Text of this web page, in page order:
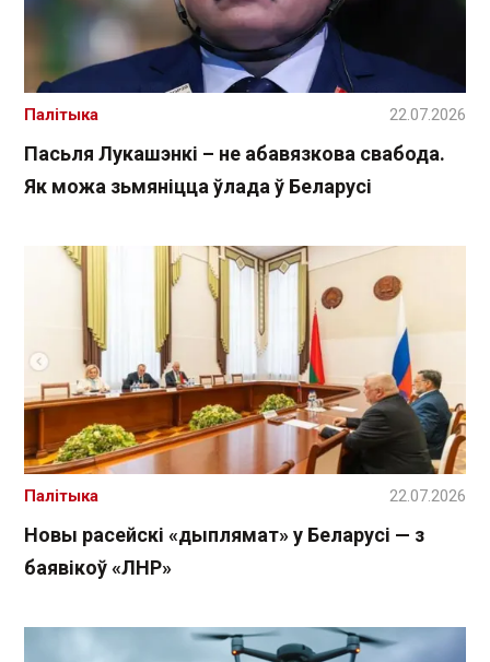
Пасьля Лукашэнкі – не абавязкова свабода.
Як можа зьмяніцца ўлада ў Беларусі
Палітыка 22.07.2026
Новы расейскі «дыплямат» у Беларусі — з
баявікоў «ЛНР»
Палітыка 22.07.2026